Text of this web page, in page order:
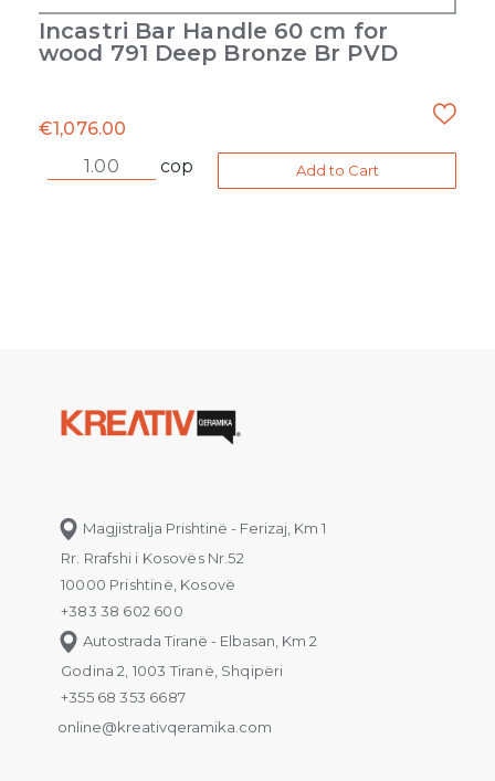
Incastri Bar Handle 60 cm for
wood 791 Deep Bronze Br PVD
€1,076.00
cop
Add to Cart
Magjistralja Prishtinë - Ferizaj, Km 1
Rr. Rrafshi i Kosovës Nr.52
10000 Prishtinë, Kosovë
+383 38 602 600
Autostrada Tiranë - Elbasan, Km 2
Godina 2, 1003 Tiranë, Shqipëri
+355 68 353 6687
online@kreativqeramika.com